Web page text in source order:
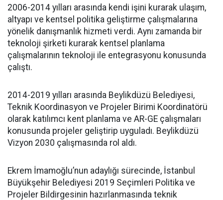
2006-2014 yılları arasında kendi işini kurarak ulaşım,
altyapı ve kentsel politika geliştirme çalışmalarına
yönelik danışmanlık hizmeti verdi. Aynı zamanda bir
teknoloji şirketi kurarak kentsel planlama
çalışmalarının teknoloji ile entegrasyonu konusunda
çalıştı.
2014-2019 yılları arasında Beylikdüzü Belediyesi,
Teknik Koordinasyon ve Projeler Birimi Koordinatörü
olarak katılımcı kent planlama ve AR-GE çalışmaları
konusunda projeler geliştirip uyguladı. Beylikdüzü
Vizyon 2030 çalışmasında rol aldı.
Ekrem İmamoğlu’nun adaylığı sürecinde, İstanbul
Büyükşehir Belediyesi 2019 Seçimleri Politika ve
Projeler Bildirgesinin hazırlanmasında teknik